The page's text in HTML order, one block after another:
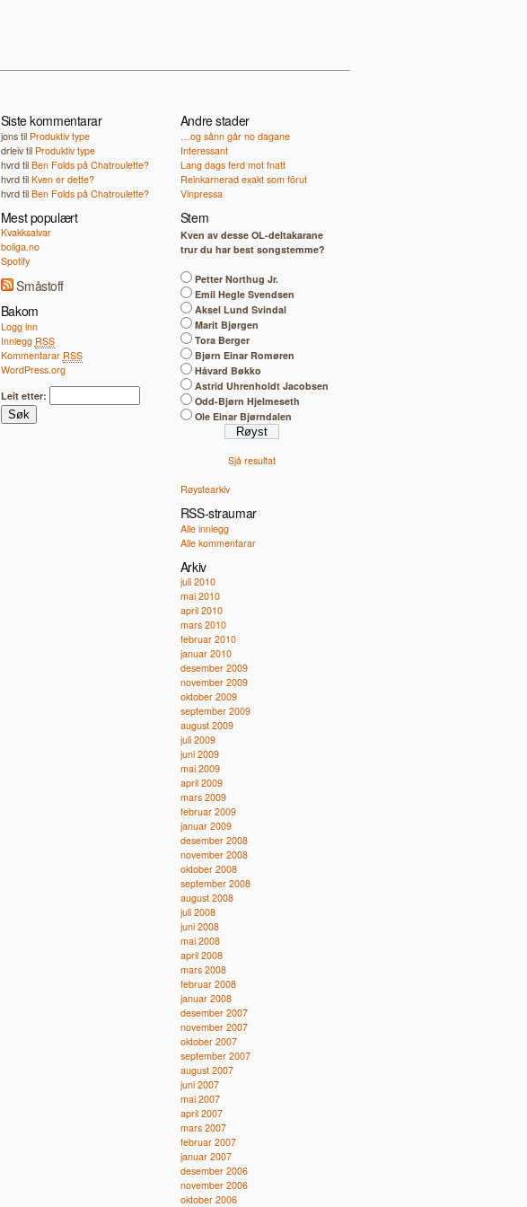
Siste kommentarar
jonstil Produktiv type
drleivtil Produktiv type
hvrdtil Ben Folds på Chatroulette?
hvrdtil Kven er dette?
hvrdtil Ben Folds på Chatroulette?
Mest populært
Kvakksalvar
boliga.no
Spotify
Småstoff
Bakom
Logg inn
Innlegg RSS
Kommentarar RSS
WordPress.org
Leit etter:
Andre stader
…og sånn går no dagane
Interessant
Lang dags ferd mot fnatt
Reinkarnerad exakt som förut
Vinpressa
Stem
Kven av desse OL-deltakarane
trur du har best songstemme?
Petter Northug Jr.
Emil Hegle Svendsen
Aksel Lund Svindal
Marit Bjørgen
Tora Berger
Bjørn Einar Romøren
Håvard Bøkko
Astrid Uhrenholdt Jacobsen
Odd-Bjørn Hjelmeseth
Ole Einar Bjørndalen
Sjå resultat
Røystearkiv
RSS-straumar
Alle innlegg
Alle kommentarar
Arkiv
juli 2010
mai 2010
april 2010
mars 2010
februar 2010
januar 2010
desember 2009
november 2009
oktober 2009
september 2009
august 2009
juli 2009
juni 2009
mai 2009
april 2009
mars 2009
februar 2009
januar 2009
desember 2008
november 2008
oktober 2008
september 2008
august 2008
juli 2008
juni 2008
mai 2008
april 2008
mars 2008
februar 2008
januar 2008
desember 2007
november 2007
oktober 2007
september 2007
august 2007
juni 2007
mai 2007
april 2007
mars 2007
februar 2007
januar 2007
desember 2006
november 2006
oktober 2006